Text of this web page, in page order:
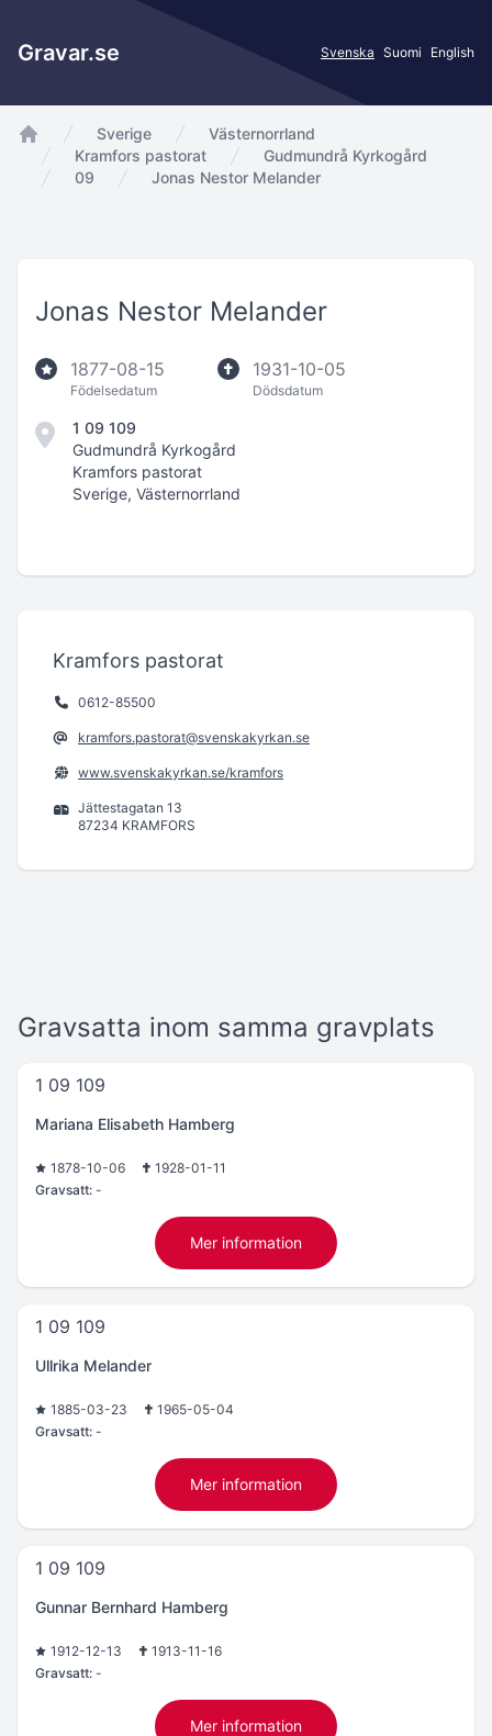
Gravar.se Svenska Suomi English
app.Start
Sverige
Västernorrland
Kramfors pastorat
Gudmundrå Kyrkogård
09
Jonas Nestor Melander
Jonas Nestor Melander
1877-08-15
Födelsedatum
1931-10-05
Dödsdatum
1 09 109
Gudmundrå Kyrkogård
Kramfors pastorat
Sverige, Västernorrland
Kramfors pastorat
0612-85500
kramfors.pastorat@svenskakyrkan.se
www.svenskakyrkan.se/kramfors
Jättestagatan 13
87234 KRAMFORS
Gravsatta inom samma gravplats
1 09 109
Mariana Elisabeth Hamberg
1878-10-06
1928-01-11
Gravsatt: -
Mer information
1 09 109
Ullrika Melander
1885-03-23
1965-05-04
Gravsatt: -
Mer information
1 09 109
Gunnar Bernhard Hamberg
1912-12-13
1913-11-16
Gravsatt: -
Mer information